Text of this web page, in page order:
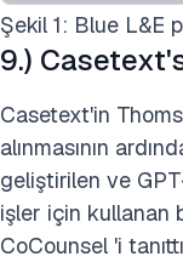
Şekil 1: Blue L&E
9.)
Casetext'in
alınmasının
geliştirilen ve
işler için kullanan
CoCounsel 'i